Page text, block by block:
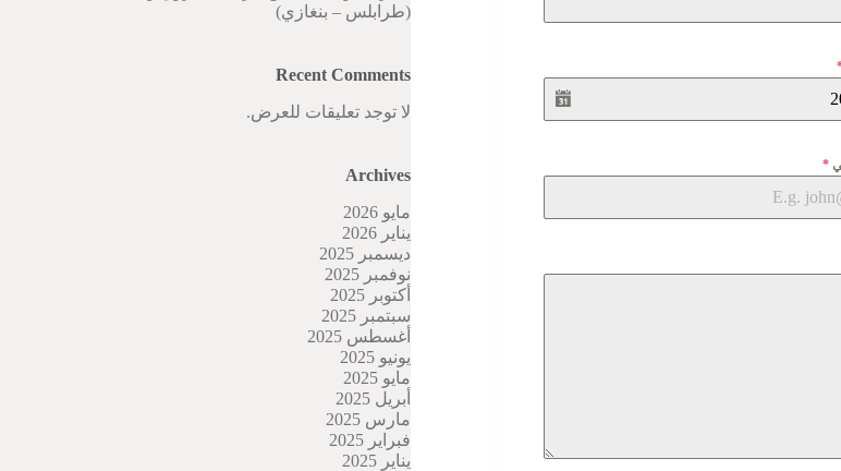
*
(طرابلس – بنغازي)
Recent Comments
لا توجد تعليقات للعرض.
Archives
مايو 2026
يناير 2026
ديسمبر 2025
نوفمبر 2025
أكتوبر 2025
سبتمبر 2025
أغسطس 2025
يونيو 2025
مايو 2025
أبريل 2025
مارس 2025
فبراير 2025
يناير 2025